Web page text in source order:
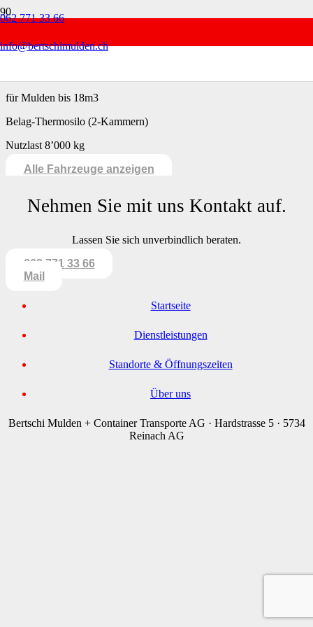
062 771 33 66
info@bertschimulden.ch
2Achs-Welakifahrzeug
für Mulden bis 18m3
Belag-Thermosilo (2-Kammern)
Nutzlast 8’000 kg
Alle Fahrzeuge anzeigen
Nehmen Sie mit uns Kontakt auf.
Lassen Sie sich unverbindlich beraten.
062 771 33 66
Mail
Startseite
Dienst­leistungen
Standorte & Öffnungs­zeiten
Über uns
Bertschi Mulden + Container Transporte AG · Hardstrasse 5 · 5734
Reinach AG